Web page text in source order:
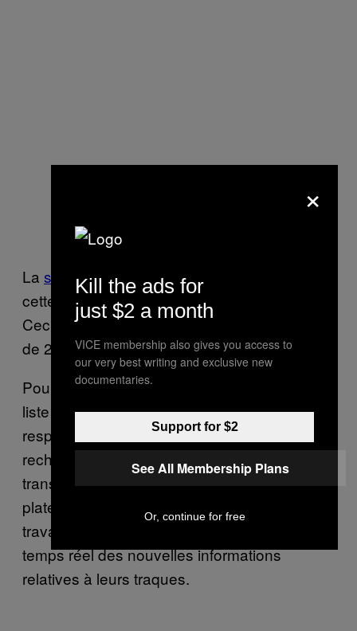
La seule femme
figurant pour l’instant sur
cette liste européenne s’appelle Marina
Cecilia Kettunen. Il s’agit d’une Finlandaise
de 29 ans accusée de fraude.
Pour qu’un individu figure sur cette nouvelle
liste européenne, il faut que l’un des
responsables du Réseau européen de
recherche active des fugitifs (
ENFAST
transmette le dossier du fugitif à cette
plateforme, qui permettra ensuite aux agents
travaillant pour l’ENFAST d’être notifiés en
temps réel des nouvelles informations
relatives à leurs traques.
×
Kill the ads for
just $2 a month
VICE membership also gives you access to
our very best writing and exclusive new
documentaries.
Support for $2
See All Membership Plans
Or, continue for free